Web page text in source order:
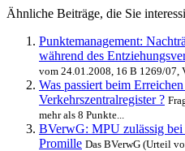
Ähnliche Beiträge, die Sie
Punktemanagement:
während des
vom 24.01.2008, 16 B 1269/07,
Was passiert beim
Verkehrszentralregister ?
mehr als 8 Punkte...
BVerwG: MPU zulässig bei
Promille Das BVerwG (Urteil